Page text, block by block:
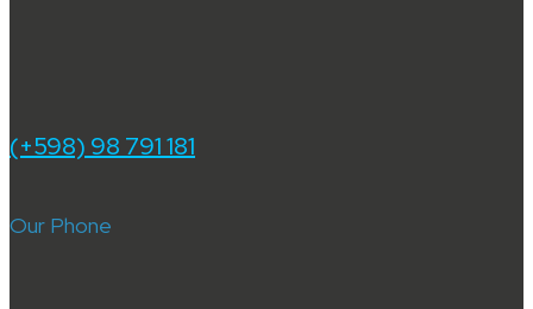
(+598) 98 791 181
Our Phone